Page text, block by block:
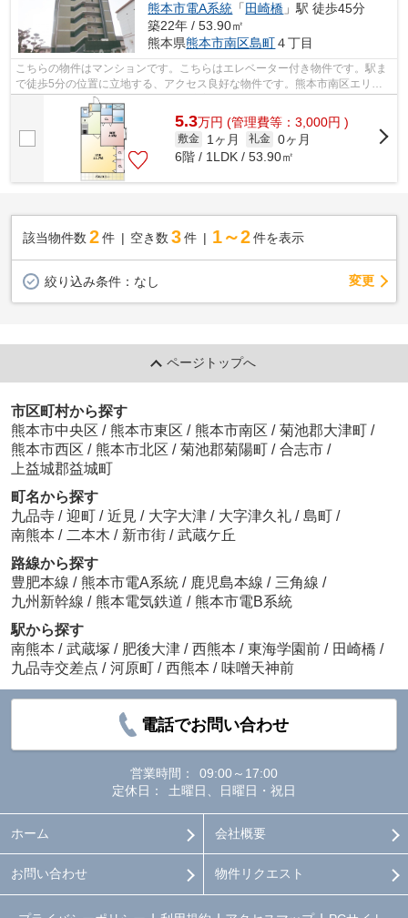
熊本市電A系統 「 田崎橋 」駅 徒歩45分
築22年 / 53.90㎡
熊本県熊本市南区島町４丁目
こちらの物件はマンションです。こちらはエレベーター付き物件です。駅ま
で徒歩5分の位置に立地する、アクセス良好な物件です。熊本市南区エリア
にある賃貸情報のことなら、地域に密着...
5.3万円 (管理費等：3,000円 )
敷金 1ヶ月 礼金 0ヶ月
6階 / 1LDK / 53.90㎡
該当物件数 2件 空き数 3 件 1～2 件を表示
絞り込み条件： なし 変更
ページトップへ
市区町村から探す
熊本市中央区 / 熊本市東区 / 熊本市南区 / 菊池郡大津町 /
熊本市西区 / 熊本市北区 / 菊池郡菊陽町 / 合志市 /
上益城郡益城町
町名から探す
九品寺 / 迎町 / 近見 / 大字大津 / 大字津久礼 / 島町 /
南熊本 / 二本木 / 新市街 / 武蔵ケ丘
路線から探す
豊肥本線 / 熊本市電A系統 / 鹿児島本線 / 三角線 /
九州新幹線 / 熊本電気鉄道 / 熊本市電B系統
駅から探す
南熊本 / 武蔵塚 / 肥後大津 / 西熊本 / 東海学園前 / 田崎橋 /
九品寺交差点 / 河原町 / 西熊本 / 味噌天神前
電話でお問い合わせ
営業時間：
09:00～17:00
定休日：
土曜日、日曜日・祝日
ホーム 会社概要
お問い合わせ 物件リクエスト